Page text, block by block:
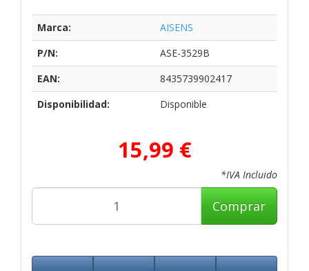
Marca:
AISENS
P/N:
ASE-3529B
EAN:
8435739902417
Disponibilidad:
Disponible
15,99 €
*IVA Incluido
Comprar